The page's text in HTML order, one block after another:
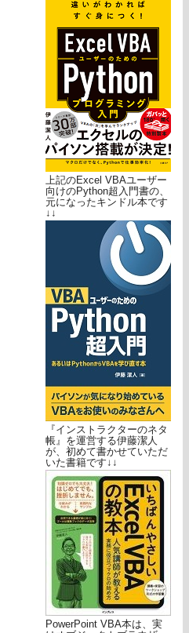
上記のExcel VBAユーザー
向けのPython超入門書の、
元になったキンドル本です
↓↓
『インストラクターのネタ
帳』を運営する伊藤潔人
が、初めて書かせていただ
いた書籍です↓↓
PowerPoint VBA本は、実